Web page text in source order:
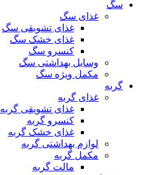
سگ
غذای سگ
غذای تشویقی سگ
غذای خشک سگ
کنسرو سگ
وسایل بهداشتی سگ
مکمل ویژه سگ
گربه
غذای گربه
غذای تشویقی گربه
کنسرو گربه
غذای خشک گربه
لوازم بهداشتی گربه
مکمل گربه
مالت گربه